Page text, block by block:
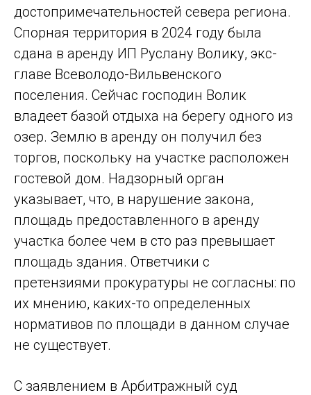
достопримечательностей севера региона.
Спорная территория в 2024 году была
сдана в аренду ИП Руслану Волику, экс-
главе Всеволодо-Вильвенского
поселения. Сейчас гос­подин Волик
владеет базой отдыха на берегу одного из
озер. Землю в аренду он получил без
торгов, поскольку на участке расположен
гостевой дом. Надзорный орган
указывает, что, в нарушение закона,
площадь предоставленного в аренду
участка более чем в сто раз превышает
площадь здания. Ответчики с
претензиями прокуратуры не согласны: по
их мнению, каких-то определенных
нормативов по площади в данном случае
не существует.
С заявлением в Арбитражный суд